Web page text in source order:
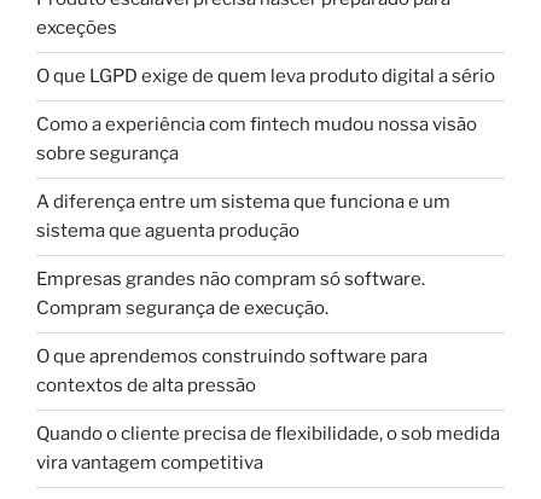
exceções
O que LGPD exige de quem leva produto digital a sério
Como a experiência com fintech mudou nossa visão
sobre segurança
A diferença entre um sistema que funciona e um
sistema que aguenta produção
Empresas grandes não compram só software.
Compram segurança de execução.
O que aprendemos construindo software para
contextos de alta pressão
Quando o cliente precisa de flexibilidade, o sob medida
vira vantagem competitiva